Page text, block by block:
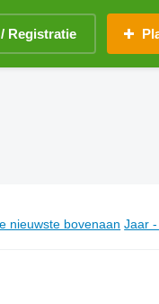
Registratie
nieuwste bovenaan Jaar